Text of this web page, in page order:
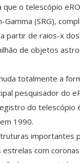
o telescópio
(SRG),
partir de raios-x
de objetos
totalmente a
pesquisador do
do
1990.
importantes
com